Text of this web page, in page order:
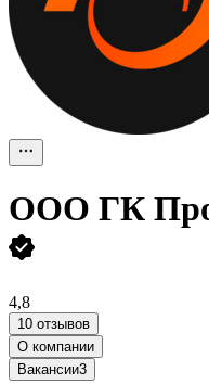
ООО ГК
4,8
10 отзывов
О компании
Вакансии3